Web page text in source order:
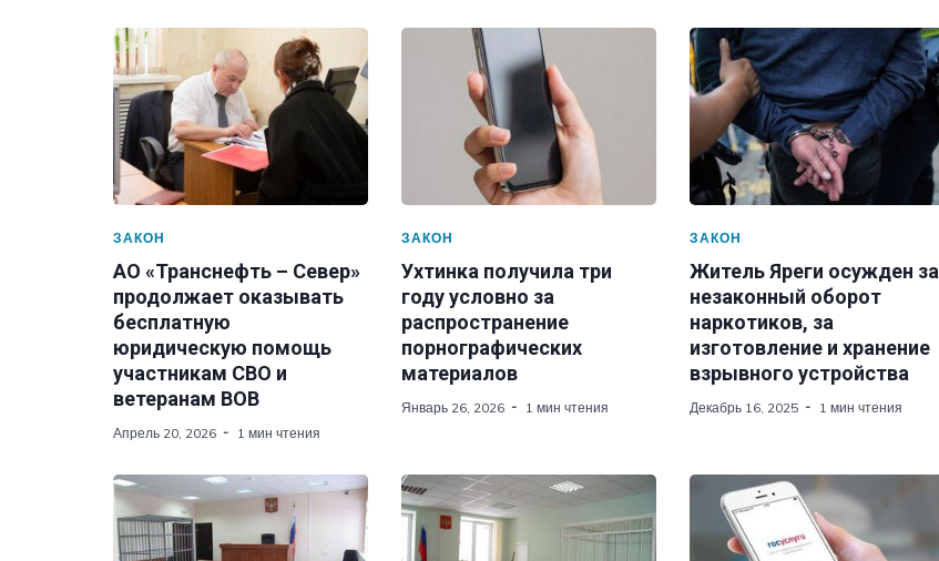
ЗАКОН
АО «Транснефть – Север»
продолжает оказывать
бесплатную
юридическую помощь
участникам СВО и
ветеранам ВОВ
Апрель 20, 2026 1 мин чтения
ЗАКОН
Ухтинка получила три
году условно за
распространение
порнографических
материалов
Январь 26, 2026 1 мин чтения
ЗАКОН
Житель Яреги осужден за
незаконный оборот
наркотиков, за
изготовление и хранение
взрывного устройства
Декабрь 16, 2025 1 мин чтения